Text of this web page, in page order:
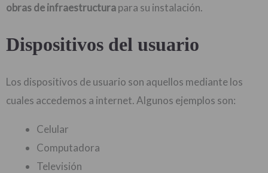
obras de infraestructurapara su instalación.
Dispositivos del usuario
Los dispositivos de usuario son aquellos mediante los
cuales accedemos a internet. Algunos ejemplos son:
Celular
Computadora
Televisión